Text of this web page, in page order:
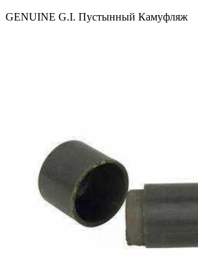
GENUINE G.I. Пустынный Камуфляж